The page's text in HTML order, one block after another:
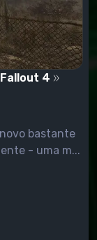
4
bastante
- uma m...